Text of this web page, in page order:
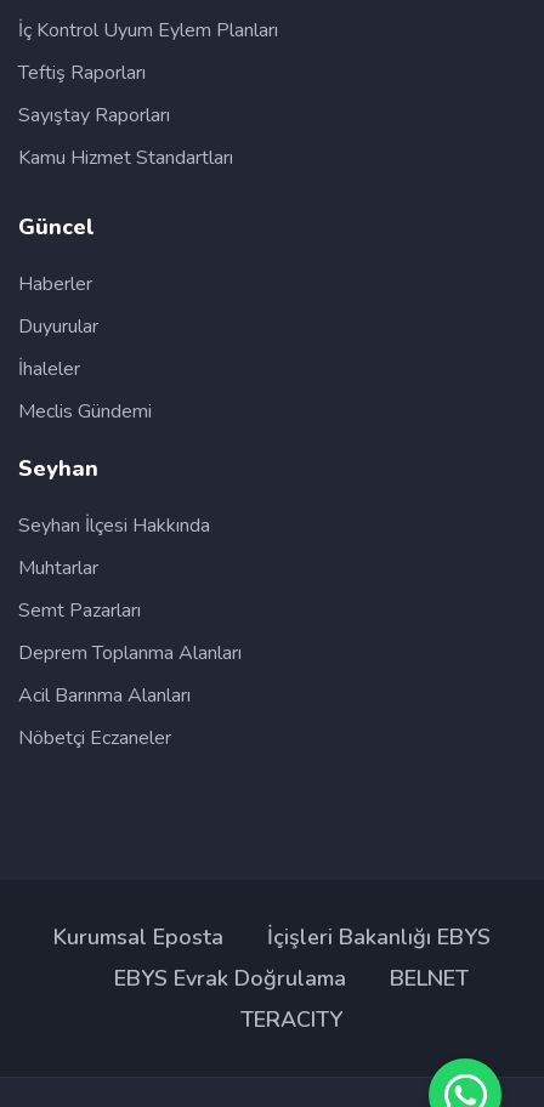
İç Kontrol Uyum Eylem Planları
Teftiş Raporları
Sayıştay Raporları
Kamu Hizmet Standartları
Güncel
Haberler
Duyurular
İhaleler
Meclis Gündemi
Seyhan
Seyhan İlçesi Hakkında
Muhtarlar
Semt Pazarları
Deprem Toplanma Alanları
Acil Barınma Alanları
Nöbetçi Eczaneler
Kurumsal Eposta
İçişleri Bakanlığı EBYS
EBYS Evrak Doğrulama
BELNET
TERACITY